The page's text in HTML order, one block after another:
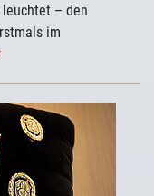
– den
im